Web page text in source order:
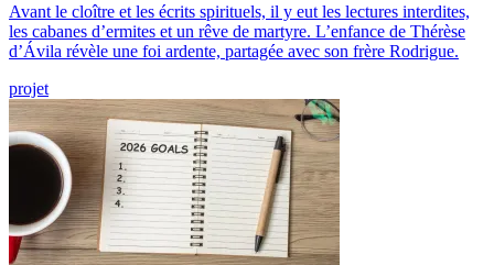
Avant le cloître et les écrits spirituels, il y eut les lectures interdites,
les cabanes d’ermites et un rêve de martyre. L’enfance de Thérèse
d’Ávila révèle une foi ardente, partagée avec son frère Rodrigue.
projet